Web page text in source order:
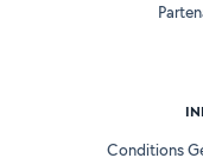
Conditions